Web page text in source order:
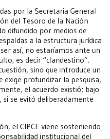
por la Secretaria General
del Tesoro de la Nación
difundido por medios de
a la estructura jurídica
así, no estaríamos ante un
es decir “clandestino”.
sino que introduce un
exige profundizar la pesquisa,
el acuerdo existió; bajo
si se evitó deliberadamente
el CIPCE viene sosteniendo
institucional del